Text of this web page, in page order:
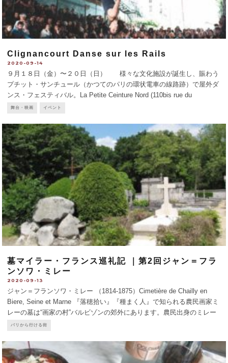
Clignancourt Danse sur les Rails
2020-09-14
９月１８日（金）〜２０日（日） 様々な文化施設が誕生し、賑わう
プチット・サンチュール（かつてのパリの環状電車の線路跡）で屋外ダ
ンス・フェスティバル。La Petite Ceinture Nord (110bis rue du
Ruisseau, Paris 18e) 無料。18日 : 20h-0h
舞台・映画 イベント
墓マイラー・フランス巡礼記 ｜第2回ジャン＝フラ
ンソワ・ミレー
2020-09-13
ジャン＝フランソワ・ミレー （1814-1875）Cimetière de Chailly en
Biere, Seine et Marne 『落穂拾い』『種まく人』で知られる農民画家ミ
レーの墓は“画家の村”バルビゾンの郊外にあります。農民出身のミレー
は畑仕事を聖なる労働と考え、誰も描かなかった農夫を主題とする
パリから行ける街